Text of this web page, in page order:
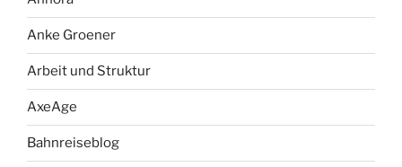
Anke Groener
Arbeit und Struktur
AxeAge
Bahnreiseblog